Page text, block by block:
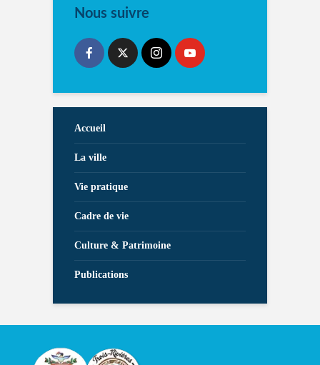
Nous suivre
Accueil
La ville
Vie pratique
Cadre de vie
Culture & Patrimoine
Publications